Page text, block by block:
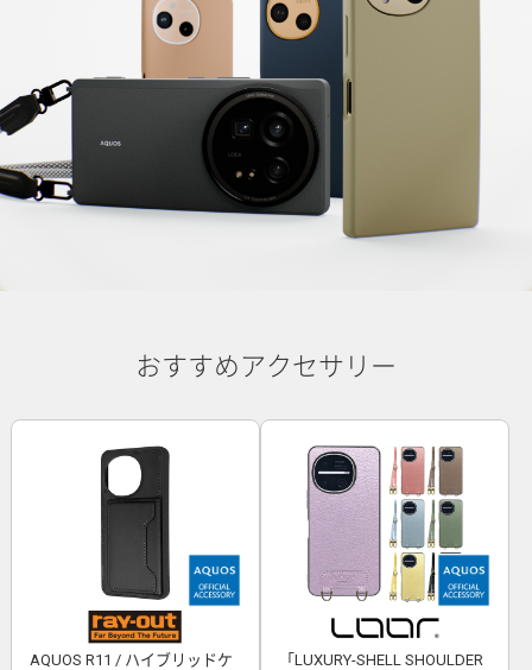
おすすめアクセサリー
AQUOS R11 / ハイブリッドケ
「LUXURY-SHELL SHOULDER